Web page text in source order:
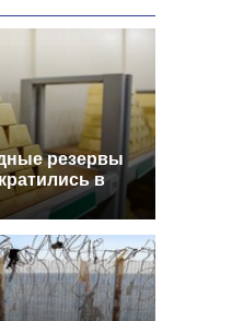
резервы
в